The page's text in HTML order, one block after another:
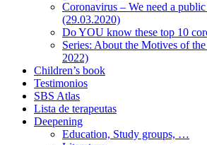
Coronavirus – We need a
(29.03.2020)
Do YOU know these top 10
Series: About the Motives of
2022)
Children’s book
Testimonios
SBS Atlas
Lista de terapeutas
Deepening
Education, Study groups, …